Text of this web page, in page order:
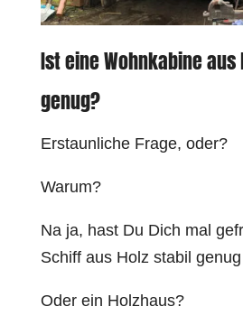
Ist eine Wohnkabine aus
genug?
Erstaunliche Frage, oder?
Warum?
Na ja, hast Du Dich mal
Schiff aus Holz stabil
Oder ein Holzhaus?